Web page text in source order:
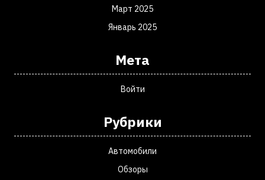
Март 2025
Январь 2025
Мета
Войти
Рубрики
Автомобили
Обзоры